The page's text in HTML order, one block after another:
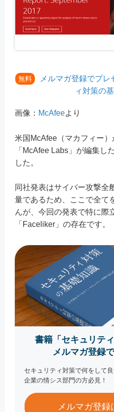
無料
メルマガ登録でプ
ィ対策の
画像： McAfeeより
米国McAfee（マカフィー
「McAfee Labs」が編集し
した。
同社発表はサイバー攻撃全
量であるため、ここで全て
んが、今回の発表で特に際
「Faceliker」の存在です。
書籍「セキュリテ
メルマガ登録
セキュリティ対策で何をして
企業の情シス部門の方必見！
メルマガ登録